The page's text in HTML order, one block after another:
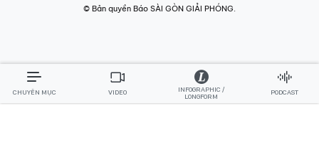
© Bản quyền Báo SÀI GÒN GIẢI PHÓNG.
CHUYÊN MỤC VIDEO
INFOGRAPHIC /
LONGFORM
PODCAST